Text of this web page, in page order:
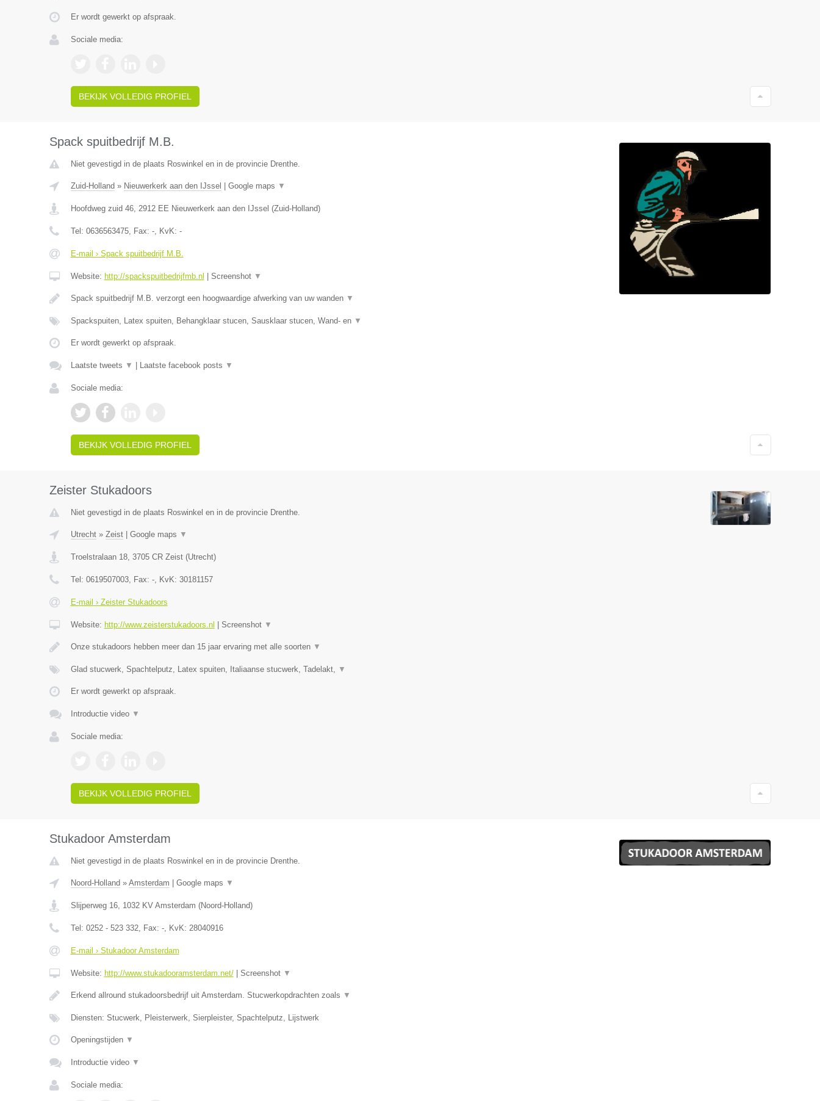
Er wordt gewerkt op afspraak.
Sociale media:
BEKIJK VOLLEDIG PROFIEL
Spack spuitbedrijf M.B.
Niet gevestigd in de plaats Roswinkel en in de provincie Drenthe.
Zuid-Holland » Nieuwerkerk aan den IJssel Google maps ▼
Hoofdweg zuid 46, 2912 EE Nieuwerkerk aan den IJssel (Zuid-Holland)
Tel: 0636563475, Fax: -, KvK: -
E-mail › Spack spuitbedrijf M.B.
Website: http://spackspuitbedrijfmb.nl Screenshot ▼
Spack spuitbedrijf M.B. verzorgt een hoogwaardige afwerking van uw wanden ▼
Spackspuiten, Latex spuiten, Behangklaar stucen, Sausklaar stucen, Wand- en ▼
Er wordt gewerkt op afspraak.
Laatste tweets ▼ Laatste facebook posts ▼
Sociale media:
BEKIJK VOLLEDIG PROFIEL
Zeister Stukadoors
Niet gevestigd in de plaats Roswinkel en in de provincie Drenthe.
Utrecht» Zeist| Google maps ▼
Troelstralaan 18, 3705 CR Zeist(Utrecht)
Tel: 0619507003, Fax: -, KvK: 30181157
E-mail › Zeister Stukadoors
Website: http://www.zeisterstukadoors.nl Screenshot ▼
Onze stukadoors hebben meer dan 15 jaar ervaring met alle soorten ▼
Glad stucwerk, Spachtelputz, Latex spuiten, Italiaanse stucwerk, Tadelakt, ▼
Er wordt gewerkt op afspraak.
Introductie video ▼
Sociale media:
BEKIJK VOLLEDIG PROFIEL
Stukadoor Amsterdam
Niet gevestigd in de plaats Roswinkel en in de provincie Drenthe.
Noord-Holland » Amsterdam Google maps ▼
Slijperweg 16, 1032 KV Amsterdam (Noord-Holland)
Tel: 0252 - 523 332, Fax: -, KvK: 28040916
E-mail › Stukadoor Amsterdam
Website: http://www.stukadooramsterdam.net/| Screenshot ▼
Erkend allround stukadoorsbedrijf uit Amsterdam. Stucwerkopdrachten zoals ▼
Diensten: Stucwerk, Pleisterwerk, Sierpleister, Spachtelputz, Lijstwerk
Openingstijden ▼
Introductie video ▼
Sociale media: